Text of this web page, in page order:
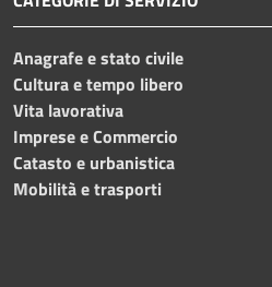
Anagrafe e stato civile
Cultura e tempo libero
Vita lavorativa
Imprese e Commercio
Catasto e urbanistica
Mobilità e trasporti